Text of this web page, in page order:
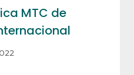
MTC de